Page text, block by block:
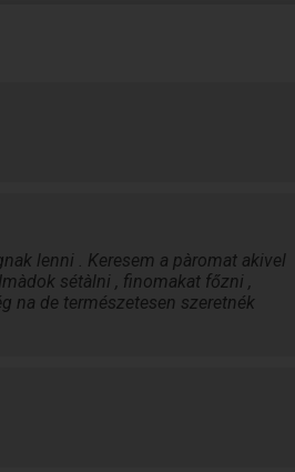
lenni . Keresem a pàromat akivel
sétàlni , finomakat főzni ,
na de természetesen szeretnék